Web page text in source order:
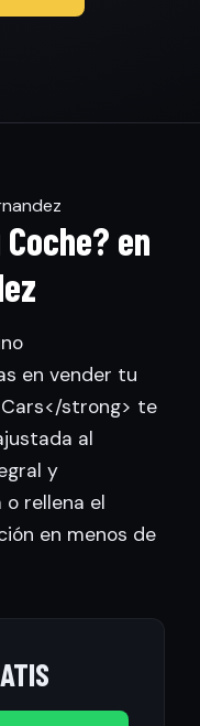
en
en vender tu
strong> te
al
y
rellena el
en menos de